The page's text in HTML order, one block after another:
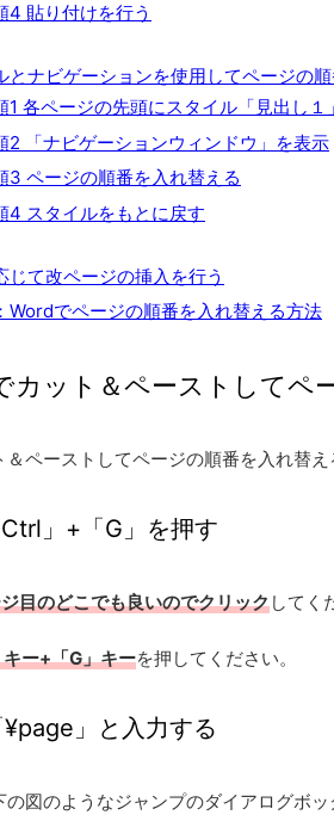
4 貼り付けを行う
とナビゲーションを使用してページの
1 各ページの先頭にスタイル「見出し１
2 「ナビゲーションウィンドウ」を表示
3 ページの順番を入れ替える
4 スタイルをもとに戻す
じて改ページの挿入を行う
Wordでページの順番を入れ替える方法
カット＆ペーストしてペ
ペーストしてページの順番を入れ替え
」+「G」を押す
目のどこでも良いのでクリックしてく
ー+「G」キーを押してください。
」と入力する
の図のようなジャンプのダイアログボッ